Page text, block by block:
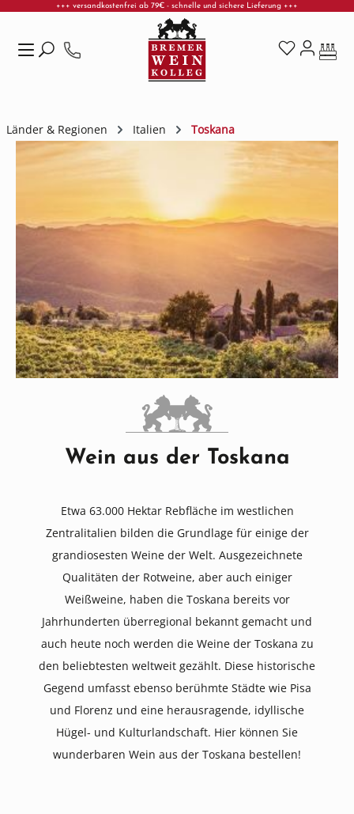
+++ versandkostenfrei ab 79€ - schnelle und sichere Lieferung +++
Länder & Regionen Italien Toskana
Wein aus der Toskana
Etwa 63.000 Hektar Rebfläche im westlichen
Zentralitalien bilden die Grundlage für einige der
grandiosesten Weine der Welt. Ausgezeichnete
Qualitäten der Rotweine, aber auch einiger
Weißweine, haben die Toskana bereits vor
Jahrhunderten überregional bekannt gemacht und
auch heute noch werden die Weine der Toskana zu
den beliebtesten weltweit gezählt. Diese historische
Gegend umfasst ebenso berühmte Städte wie Pisa
und Florenz und eine herausragende, idyllische
Hügel- und Kulturlandschaft. Hier können Sie
wunderbaren Wein aus der Toskana bestellen!